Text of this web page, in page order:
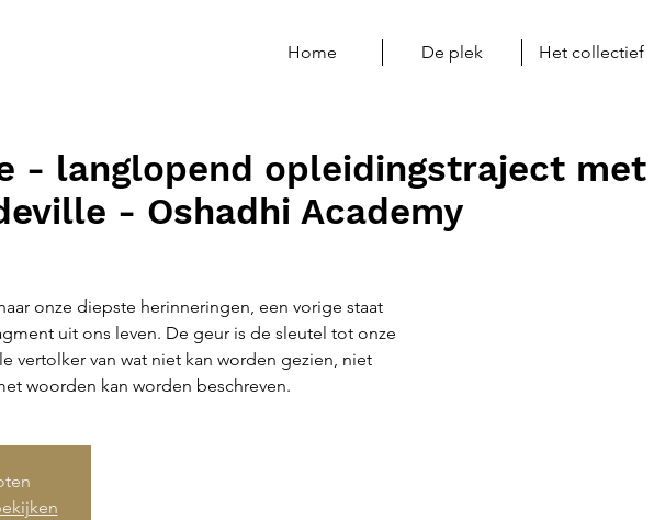
Home De plek Het collectief
- langlopend opleidingstraject met
- Oshadhi Academy
onze diepste herinneringen, een vorige staat
uit ons leven. De geur is de sleutel tot onze
vertolker van wat niet kan worden gezien, niet